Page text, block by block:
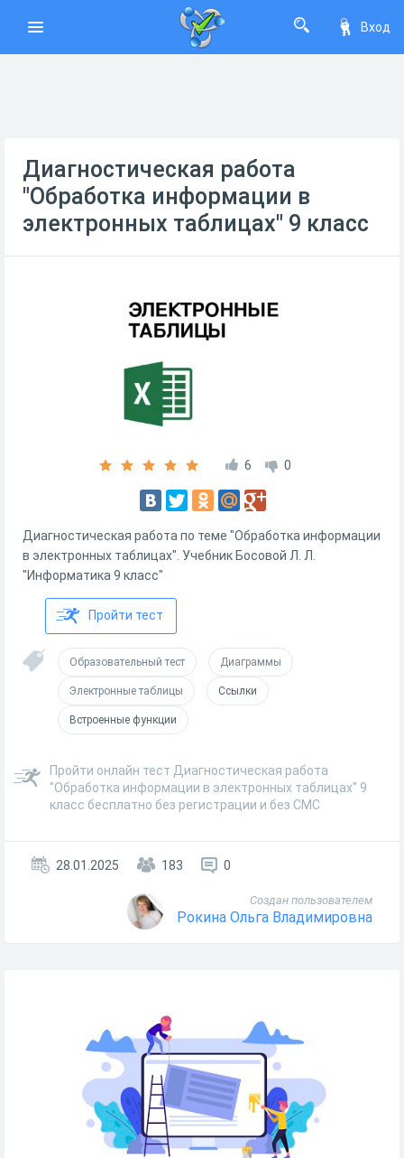
Вход
Диагностическая работа
"Обработка информации в
электронных таблицах" 9 класс
6 0
Диагностическая работа по теме "Обработка информации
в электронных таблицах". Учебник Босовой Л. Л.
"Информатика 9 класс"
Пройти тест
Образовательный тест Диаграммы
Электронные таблицы Ссылки
Встроенные функции
Пройти онлайн тест Диагностическая работа
"Обработка информации в электронных таблицах" 9
класс бесплатно без регистрации и без СМС
28.01.2025 183 0
Создан пользователем
Рокина Ольга Владимировна